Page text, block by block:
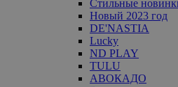
Стильные
Новый 2023 год
DE'NASTIA
Lucky
ND PLAY
TULU
АВОКАДО